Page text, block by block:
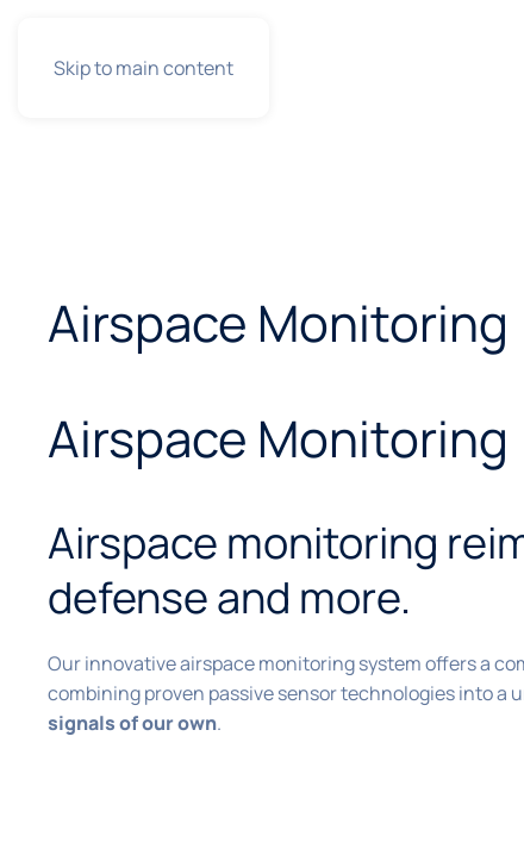
Skip to main content
Airspace Monitoring
Airspace Monitoring
Airspace monitoring
defense and more.
Our innovative airspace monitoring system offers a
combining proven passive sensor technologies into a
signals of our own.